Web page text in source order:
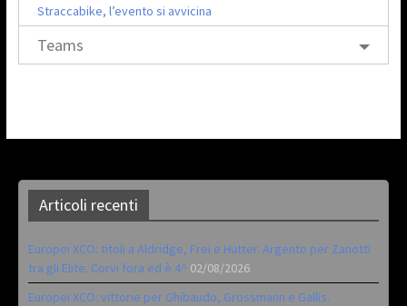
Straccabike, l’evento si avvicina
Teams
Articoli recenti
Europei XCO: titoli a Aldridge, Frei e Hutter. Argento per Zanotti
tra gli Elite. Corvi fora ed è 4^ 02/08/2026
Europei XCO: vittorie per Ghibaudo, Grossmann e Gallis.